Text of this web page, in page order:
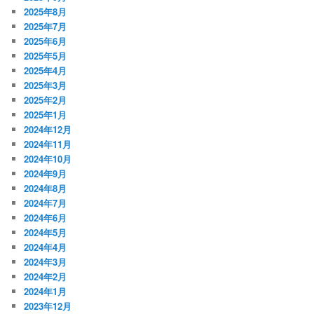
2025年8月
2025年7月
2025年6月
2025年5月
2025年4月
2025年3月
2025年2月
2025年1月
2024年12月
2024年11月
2024年10月
2024年9月
2024年8月
2024年7月
2024年6月
2024年5月
2024年4月
2024年3月
2024年2月
2024年1月
2023年12月